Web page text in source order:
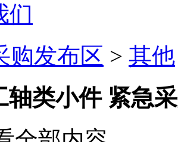
们
购发布区 > 其他
轴类小件 紧急